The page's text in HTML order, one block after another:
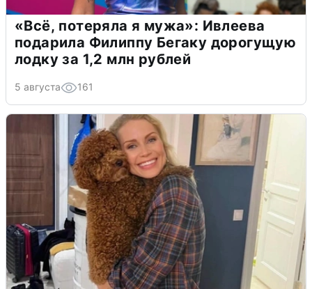
«Всё, потеряла я мужа»: Ивлеева
подарила Филиппу Бегаку дорогущую
лодку за 1,2 млн рублей
5 августа 161